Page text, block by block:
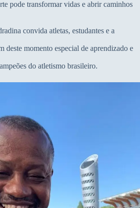
pode transformar vidas e abrir caminhos
convida atletas, estudantes e a
deste momento especial de aprendizado e
do atletismo brasileiro.